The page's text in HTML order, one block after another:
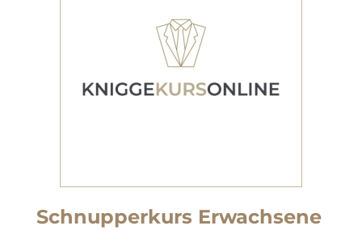
Schnupperkurs Erwachsene